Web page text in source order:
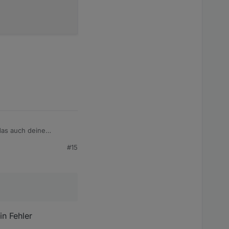
aber nicht
auch deine
zu schreiben
#15
Fehler